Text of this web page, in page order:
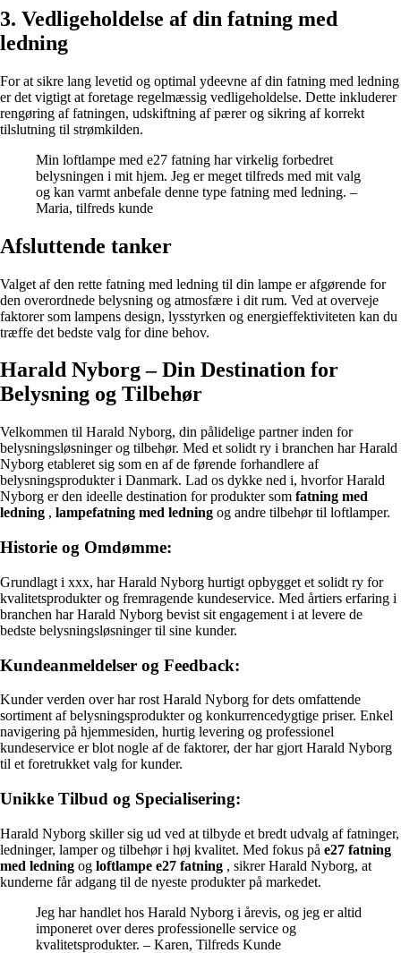
3. Vedligeholdelse af din fatning med
ledning
For at sikre lang levetid og optimal ydeevne af din fatning med ledning
er det vigtigt at foretage regelmæssig vedligeholdelse. Dette inkluderer
rengøring af fatningen, udskiftning af pærer og sikring af korrekt
tilslutning til strømkilden.
Min loftlampe med e27 fatning har virkelig forbedret
belysningen i mit hjem. Jeg er meget tilfreds med mit valg
og kan varmt anbefale denne type fatning med ledning. –
Maria, tilfreds kunde
Afsluttende tanker
Valget af den rette fatning med ledning til din lampe er afgørende for
den overordnede belysning og atmosfære i dit rum. Ved at overveje
faktorer som lampens design, lysstyrken og energieffektiviteten kan du
træffe det bedste valg for dine behov.
Harald Nyborg – Din Destination for
Belysning og Tilbehør
Velkommen til Harald Nyborg, din pålidelige partner inden for
belysningsløsninger og tilbehør. Med et solidt ry i branchen har Harald
Nyborg etableret sig som en af de førende forhandlere af
belysningsprodukter i Danmark. Lad os dykke ned i, hvorfor Harald
Nyborg er den ideelle destination for produkter som fatning med
ledning , lampefatning med ledning og andre tilbehør til loftlamper.
Historie og Omdømme:
Grundlagt i xxx, har Harald Nyborg hurtigt opbygget et solidt ry for
kvalitetsprodukter og fremragende kundeservice. Med årtiers erfaring i
branchen har Harald Nyborg bevist sit engagement i at levere de
bedste belysningsløsninger til sine kunder.
Kundeanmeldelser og Feedback:
Kunder verden over har rost Harald Nyborg for dets omfattende
sortiment af belysningsprodukter og konkurrencedygtige priser. Enkel
navigering på hjemmesiden, hurtig levering og professionel
kundeservice er blot nogle af de faktorer, der har gjort Harald Nyborg
til et foretrukket valg for kunder.
Unikke Tilbud og Specialisering:
Harald Nyborg skiller sig ud ved at tilbyde et bredt udvalg af fatninger,
ledninger, lamper og tilbehør i høj kvalitet. Med fokus på e27 fatning
med ledning og loftlampe e27 fatning , sikrer Harald Nyborg, at
kunderne får adgang til de nyeste produkter på markedet.
Jeg har handlet hos Harald Nyborg i årevis, og jeg er altid
imponeret over deres professionelle service og
kvalitetsprodukter. – Karen, Tilfreds Kunde